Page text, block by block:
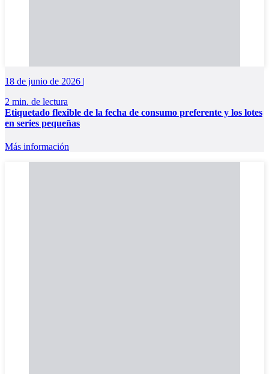
18 de junio de 2026 |
2 min. de lectura
Etiquetado flexible de la fecha de consumo preferente y los lotes
en series pequeñas
Más información